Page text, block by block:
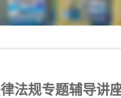
法规专题辅导讲